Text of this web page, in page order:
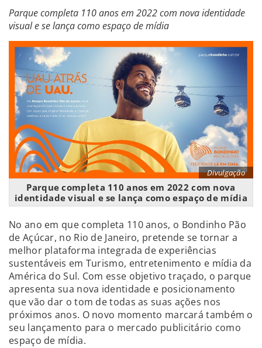
Parque completa 110 anos em 2022 com nova identidade
visual e se lança como espaço de mídia
Divulgação
Parque completa 110 anos em 2022 com nova
identidade visual e se lança como espaço de mídia
No ano em que completa 110 anos, o Bondinho Pão
de Açúcar, no Rio de Janeiro, pretende se tornar a
melhor plataforma integrada de experiências
sustentáveis em Turismo, entretenimento e mídia da
América do Sul. Com esse objetivo traçado, o parque
apresenta sua nova identidade e posicionamento
que vão dar o tom de todas as suas ações nos
próximos anos. O novo momento marcará também o
seu lançamento para o mercado publicitário como
espaço de mídia.